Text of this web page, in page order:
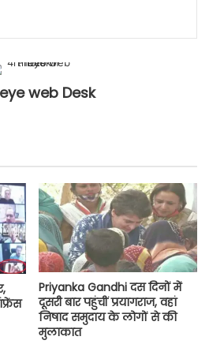
web Desk
Priyanka Gandhi दस दिनों में
दूसरी बार पहुंचीं प्रयागराज, वहां
निषाद समुदाय के लोगों से की
मुलाकात